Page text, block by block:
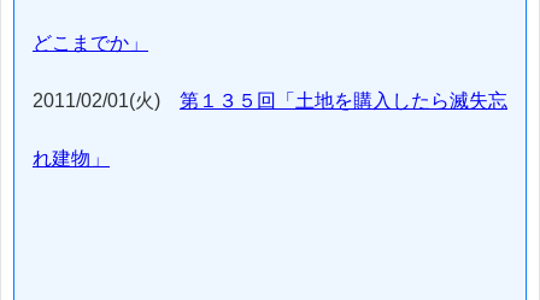
どこまでか」
2011/02/01(火) 第１３５回「土地を購入したら滅失忘
れ建物」